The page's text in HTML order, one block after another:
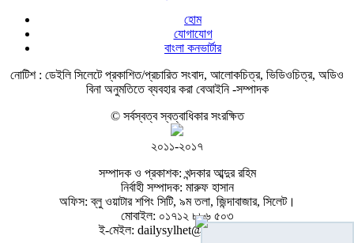
হোম
যোগাযোগ
বাংলা কনভার্টার
নোটিশ : ডেইলি সিলেটে প্রকাশিত/প্রচারিত সংবাদ, আলোকচিত্র, ভিডিওচিত্র, অডিও
বিনা অনুমতিতে ব্যবহার করা বেআইনি -সম্পাদক
© সর্বস্বত্ব স্বত্বাধিকার সংরক্ষিত
২০১১-২০১৭
সম্পাদক ও প্রকাশক: খন্দকার আব্দুর রহিম
নির্বাহী সম্পাদক: মারুফ হাসান
অফিস: ব্লু ওয়াটার শপিং সিটি, ৯ম তলা, জিন্দাবাজার, সিলেট।
মোবাইল: ০১৭১২ ৮৮৬ ৫০৩
ই-মেইল: dailysylhet@gmail.com